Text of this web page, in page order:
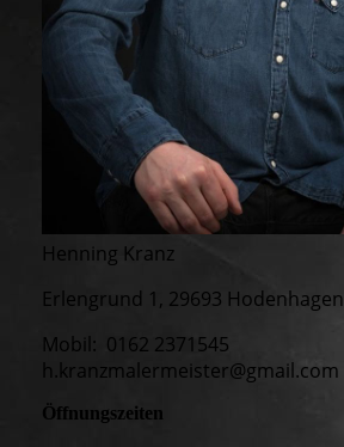
Henning Kranz
Erlengrund 1, 29693 Hodenhagen
Mobil: 0162 2371545
h.kranzmalermeister@gmail.com
Öffnungszeiten